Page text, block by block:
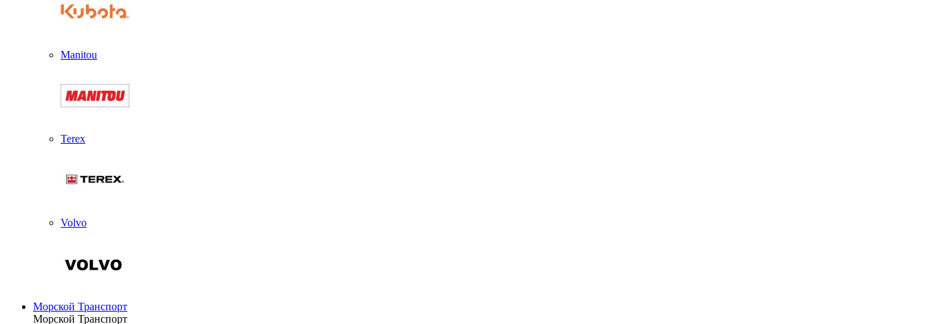
Manitou
Terex
Volvo
Морской Транспорт
Морской Транспорт